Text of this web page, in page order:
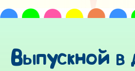
Выпускной в